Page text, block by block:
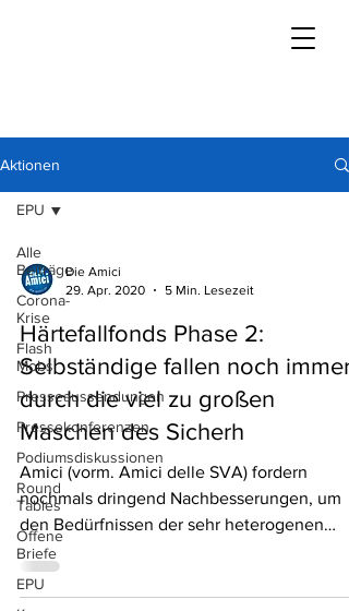
Aktionen
Alle
Beiträge
Corona-
Krise
Flash
Mobs
Presseaussendungen
Pressekonferenzen
Podiumsdiskussionen
Round
Tables
Offene
Briefe
EPU
EPU
Die Amici
29. Apr. 2020
5 Min. Lesezeit
Härtefallfonds Phase 2:
Selbständige fallen noch immer
durch die viel zu großen
Maschen des Sicherh
Amici (vorm. Amici delle SVA) fordern
nochmals dringend Nachbesserungen, um
den Bedürfnissen der sehr heterogenen